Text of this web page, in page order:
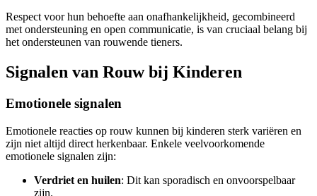
Respect voor hun behoefte aan onafhankelijkheid, gecombineerd
met ondersteuning en open communicatie, is van cruciaal belang bij
het ondersteunen van rouwende tieners.
Signalen van Rouw bij Kinderen
Emotionele signalen
Emotionele reacties op rouw kunnen bij kinderen sterk variëren en
zijn niet altijd direct herkenbaar. Enkele veelvoorkomende
emotionele signalen zijn:
Verdriet en huilen: Dit kan sporadisch en onvoorspelbaar
zijn.